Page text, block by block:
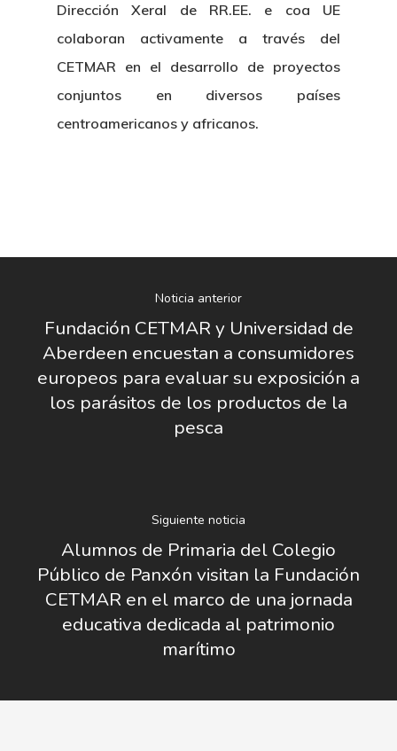
Dirección Xeral de RR.EE. e coa UE
colaboran activamente a través del
CETMAR en el desarrollo de proyectos
conjuntos en diversos países
centroamericanos y africanos.
Noticia anterior
Fundación CETMAR y Universidad de
Aberdeen encuestan a consumidores
europeos para evaluar su exposición a
los parásitos de los productos de la
pesca
Siguiente noticia
Alumnos de Primaria del Colegio
Público de Panxón visitan la Fundación
CETMAR en el marco de una jornada
educativa dedicada al patrimonio
marítimo